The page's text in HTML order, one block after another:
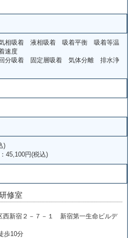
吸着 液相吸着 吸着平衡 吸着等温
速度
分吸着 固定層吸着 気体分離 排水浄
)
45,100円(税込)
修室
西新宿２－７－１ 新宿第一生命ビルデ
歩10分